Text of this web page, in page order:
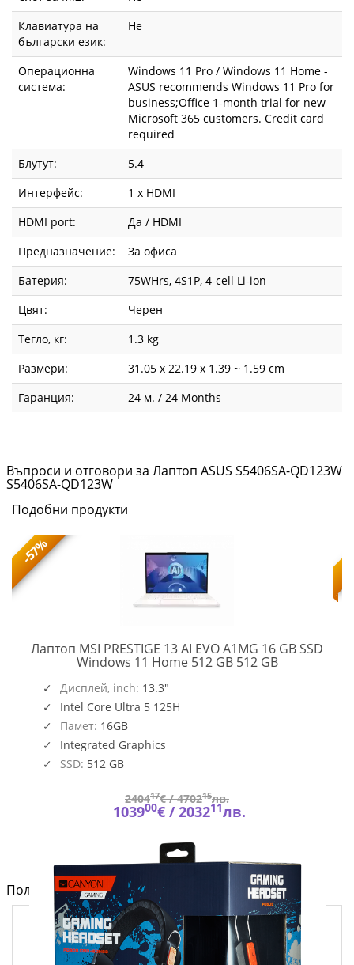
Клавиатура на
български език:
Не
Операционна
система:
Windows 11 Pro / Windows 11 Home -
ASUS recommends Windows 11 Pro for
business;Office 1-month trial for new
Microsoft 365 customers. Credit card
required
Блутут:
5.4
Интерфейс:
1 x HDMI
HDMI port:
Да / HDMI
Предназначение:
За офиса
Батерия:
75WHrs, 4S1P, 4-cell Li-ion
Цвят:
Черен
Тегло, кг:
1.3 kg
Размери:
31.05 x 22.19 x 1.39 ~ 1.59 cm
Гаранция:
24 м. / 24 Months
Въпроси и отговори за Лаптоп ASUS S5406SA-QD123W
S5406SA-QD123W
Подобни продукти
-57%
Лаптоп MSI PRESTIGE 13 AI EVO A1MG 16 GB SSD
Windows 11 Home 512 GB 512 GBPRESTIGE
Дисплей, inch: 13.3"
Intel Core Ultra 5 125H
Памет: 16GB
Integrated Graphics
SSD: 512 GB
240417€ /470215лв.
103900€ /203211лв.
Полезно от блога за компютри и лаптопи на Fly.bg